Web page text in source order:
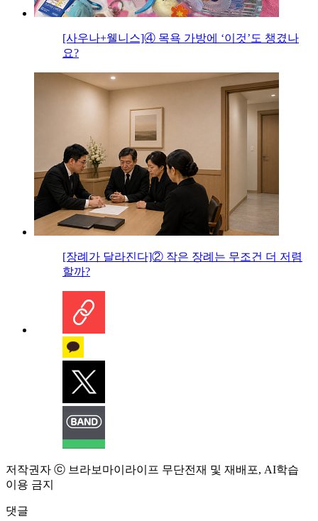
[사우나+웰니스]④ 목욕 가방에 ‘이것’도 챙겼나
요?
[장례가 달라진다]② 작은 장례는 무조건 더 저렴
할까?
저작권자 ⓒ 브라보마이라이프 무단전재 및 재배포, AI학습
이용 금지
댓글